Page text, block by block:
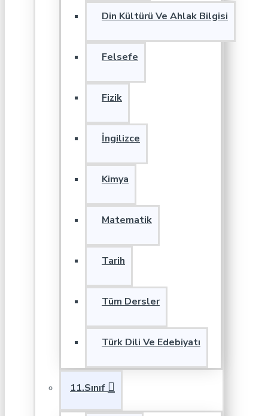
Din Kültürü Ve Ahlak Bilgisi
Felsefe
Fizik
İngilizce
Kimya
Matematik
Tarih
Tüm Dersler
Türk Dili Ve Edebiyatı
11.Sınıf